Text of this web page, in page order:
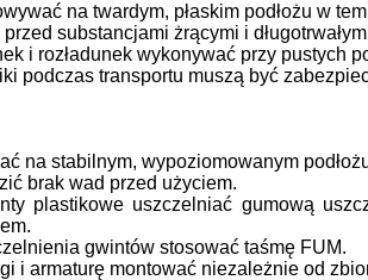
na twardym, płaskim podłożu w
substancjami żrącymi i
i rozładunek wykonywać przy pustych
podczas transportu muszą być
na stabilnym, wypoziomowanym
brak wad przed użyciem.
plastikowe uszczelniać gumową
gwintów stosować taśmę FUM.
i armaturę montować niezależnie od